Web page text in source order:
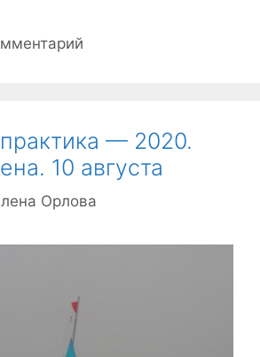
— 2020.
10 августа
Орлова